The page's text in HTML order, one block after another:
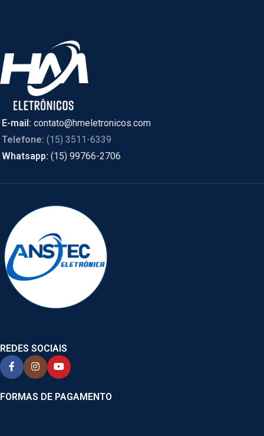
E-mail: contato@hmeletronicos.com
Telefone: (15) 3511-6339
Whatsapp: (15) 99766-2706
REDES SOCIAIS
FORMAS DE PAGAMENTO